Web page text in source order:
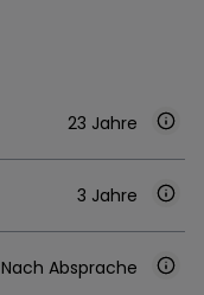
23 Jahre
3 Jahre
Nach Absprache